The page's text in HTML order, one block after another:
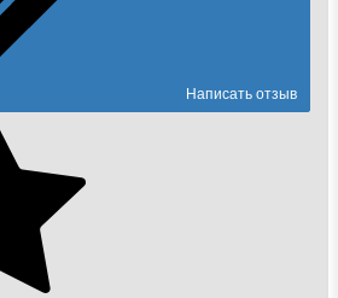
Написать отзыв